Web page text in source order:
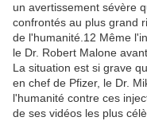
un avertissement sévère
confrontés au plus grand
de l'humanité.12 Même
le Dr. Robert Malone
La situation est si grave
en chef de Pfizer, le Dr.
l'humanité contre ces
de ses vidéos les plus